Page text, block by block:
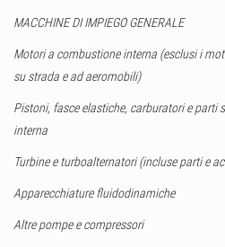
MACCHINE DI IMPIEGO GENERALE
Motori a combustione interna (esclusi i
su strada e ad aeromobili)
Pistoni, fasce elastiche, carburatori e parti
interna
Turbine e turboalternatori (incluse parti e
Apparecchiature fluidodinamiche
Altre pompe e compressori